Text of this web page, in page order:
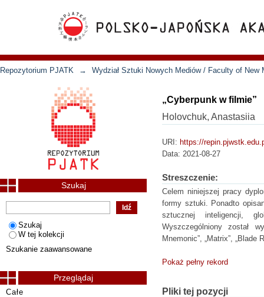
Repozytorium PJATK → Wydział Sztuki Nowych Mediów / Faculty of New
„Cyberpunk w filmie”
Holovchuk, Anastasiia
URI: https://
Data: 2021-08-27
Streszczenie:
Celem niniejszej pracy
formy sztuki. Ponadto
sztucznej inteligencji,
Wyszczególniony został
Mnemonic”, „Matrix”, „Blade
Pokaż pełny rekord
Pliki tej pozycji
Szukaj
Szukaj
W tej kolekcji
Szukanie zaawansowane
Przeglądaj
Całe